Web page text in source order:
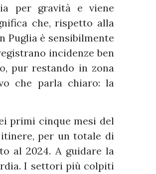
per gravità e viene
che, rispetto alla
Puglia è sensibilmente
incidenze ben
pur restando in zona
che parla chiaro: la
primi cinque mesi del
itinere, per un totale di
al 2024. A guidare la
I settori più colpiti